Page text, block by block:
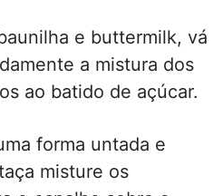
e buttermilk, vá
a mistura dos
ao batido de açúcar.
forma untada e
misture os